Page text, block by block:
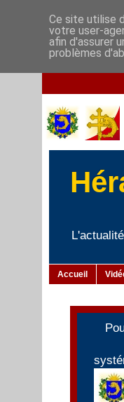
Accueil
Ce site utilise
votre user-
afin d'assurer
problèmes